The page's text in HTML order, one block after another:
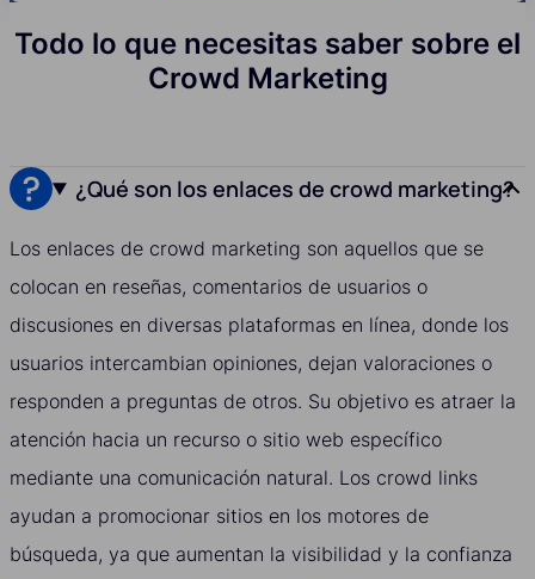
Todo lo que necesitas saber sobre el
Crowd Marketing
¿Qué son los enlaces de crowd marketing?
Los enlaces de crowd marketing son aquellos que se
colocan en reseñas, comentarios de usuarios o
discusiones en diversas plataformas en línea, donde los
usuarios intercambian opiniones, dejan valoraciones o
responden a preguntas de otros. Su objetivo es atraer la
atención hacia un recurso o sitio web específico
mediante una comunicación natural. Los crowd links
ayudan a promocionar sitios en los motores de
búsqueda, ya que aumentan la visibilidad y la confianza